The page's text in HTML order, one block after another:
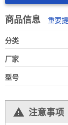
商品信息 重要
分类
厂家
型号
注意事项